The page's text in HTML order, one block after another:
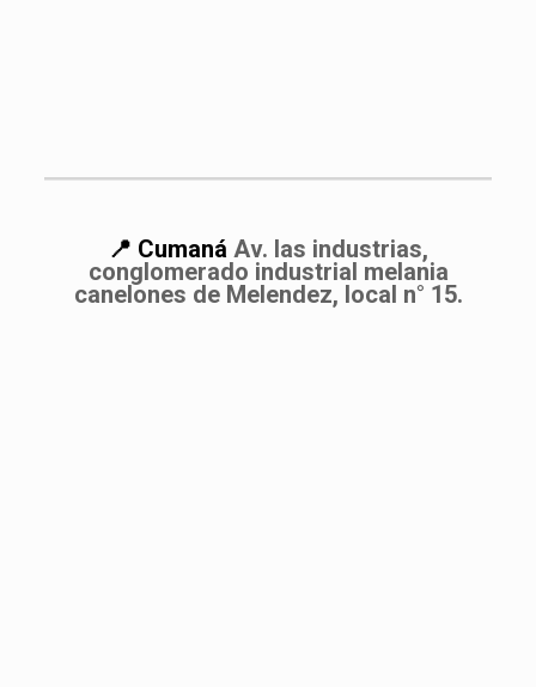
📍 Cumaná Av. las industrias,
conglomerado industrial melania
canelones de Melendez, local n° 15.